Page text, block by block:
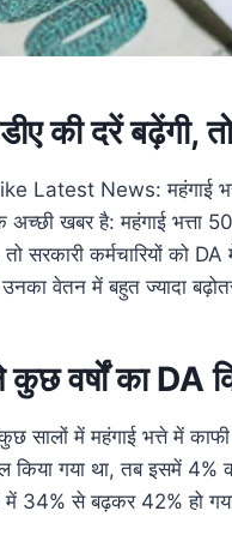
की दरें बढ़ेंगी,
Latest News: महंगाई
अच्छी खबर है: महंगाई भत्ता
तो सरकारी कर्मचारियों को
उनका वेतन में बहुत ज्यादा
कुछवर्षों का DA
सालों में महंगाई भत्ते में
किया गया था, तब इसमें 4%
34% से बढ़कर 42% हो